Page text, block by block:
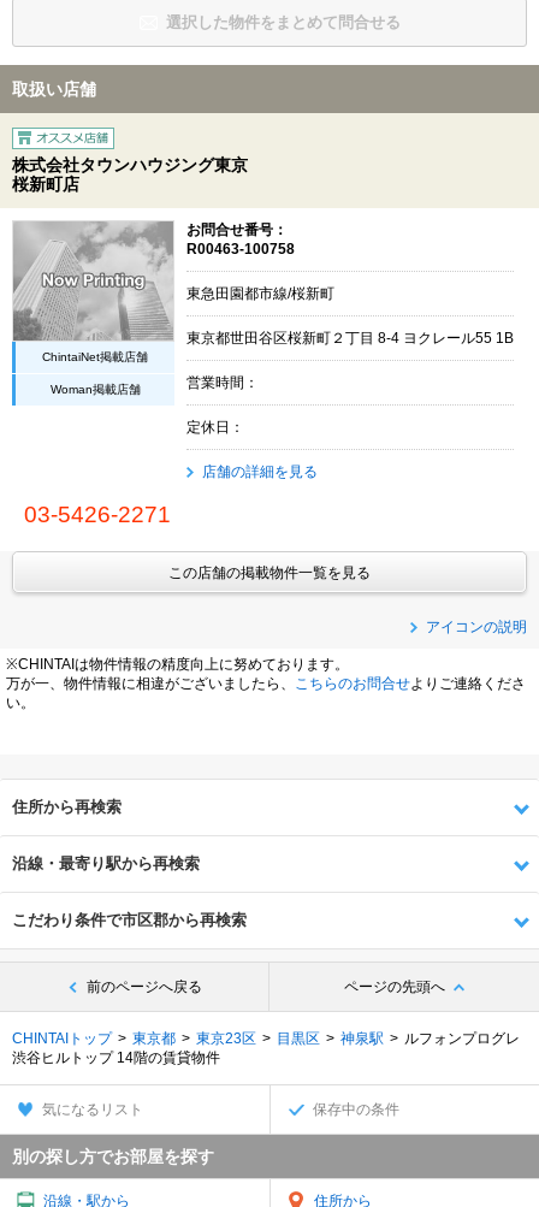
選択した物件をまとめて問合せる
取扱い店舗
株式会社タウンハウジング東京
桜新町店
ChintaiNet掲載店舗
Woman掲載店舗
お問合せ番号：
R00463-100758
東急田園都市線/桜新町
東京都世田谷区桜新町２丁目 8-4 ヨクレール55 1B
営業時間：
定休日：
店舗の詳細を見る
03-5426-2271
この店舗の掲載物件一覧を見る
アイコンの説明
※CHINTAIは物件情報の精度向上に努めております。
万が一、物件情報に相違がございましたら、
こちらのお問合せよりご連絡くださ
い。
住所から再検索
沿線・最寄り駅から再検索
こだわり条件で市区郡から再検索
前のページへ戻る ページの先頭へ
CHINTAIトップ 東京都 東京23区 目黒区 神泉駅
ルフォンプログレ
渋谷ヒルトップ 14階の賃貸物件
気になるリスト 保存中の条件
別の探し方でお部屋を探す
沿線・駅から 住所から